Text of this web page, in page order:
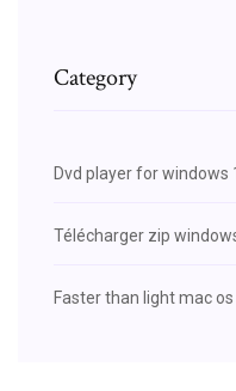
Category
Dvd player for windows
Télécharger zip
Faster than light mac